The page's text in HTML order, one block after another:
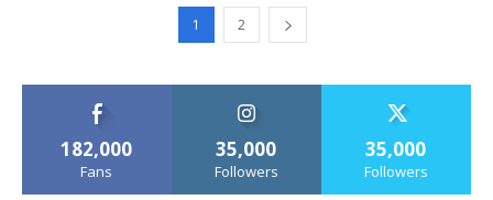
1 2
182,000
Fans
35,000
Followers
35,000
Followers